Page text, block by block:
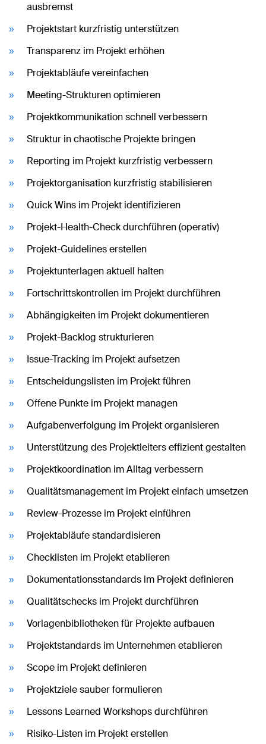
ausbremst
Projektstart kurzfristig unterstützen
Transparenz im Projekt erhöhen
Projektabläufe vereinfachen
Meeting-Strukturen optimieren
Projektkommunikation schnell verbessern
Struktur in chaotische Projekte bringen
Reporting im Projekt kurzfristig verbessern
Projektorganisation kurzfristig stabilisieren
Quick Wins im Projekt identifizieren
Projekt-Health-Check durchführen (operativ)
Projekt-Guidelines erstellen
Projektunterlagen aktuell halten
Fortschrittskontrollen im Projekt durchführen
Abhängigkeiten im Projekt dokumentieren
Projekt-Backlog strukturieren
Issue-Tracking im Projekt aufsetzen
Entscheidungslisten im Projekt führen
Offene Punkte im Projekt managen
Aufgabenverfolgung im Projekt organisieren
Unterstützung des Projektleiters effizient gestalten
Projektkoordination im Alltag verbessern
Qualitätsmanagement im Projekt einfach umsetzen
Review-Prozesse im Projekt einführen
Projektabläufe standardisieren
Checklisten im Projekt etablieren
Dokumentationsstandards im Projekt definieren
Qualitätschecks im Projekt durchführen
Vorlagenbibliotheken für Projekte aufbauen
Projektstandards im Unternehmen etablieren
Scope im Projekt definieren
Projektziele sauber formulieren
Lessons Learned Workshops durchführen
Risiko-Listen im Projekt erstellen